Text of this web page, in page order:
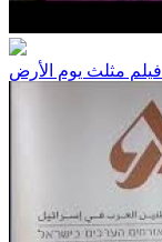
فيلم مثلث يوم الأرض